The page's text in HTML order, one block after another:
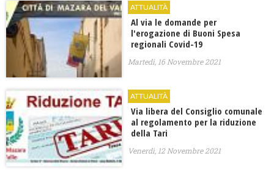
ATTUALITÀ
Al via le domande per
l'erogazione di Buoni Spesa
regionali Covid-19
Martedì, 16 Novembre 2021
ATTUALITÀ
Via libera del Consiglio comunale
al regolamento per la riduzione
della Tari
Venerdì, 12 Novembre 2021